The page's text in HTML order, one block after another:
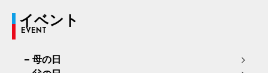
イベント
EVENT
母の日